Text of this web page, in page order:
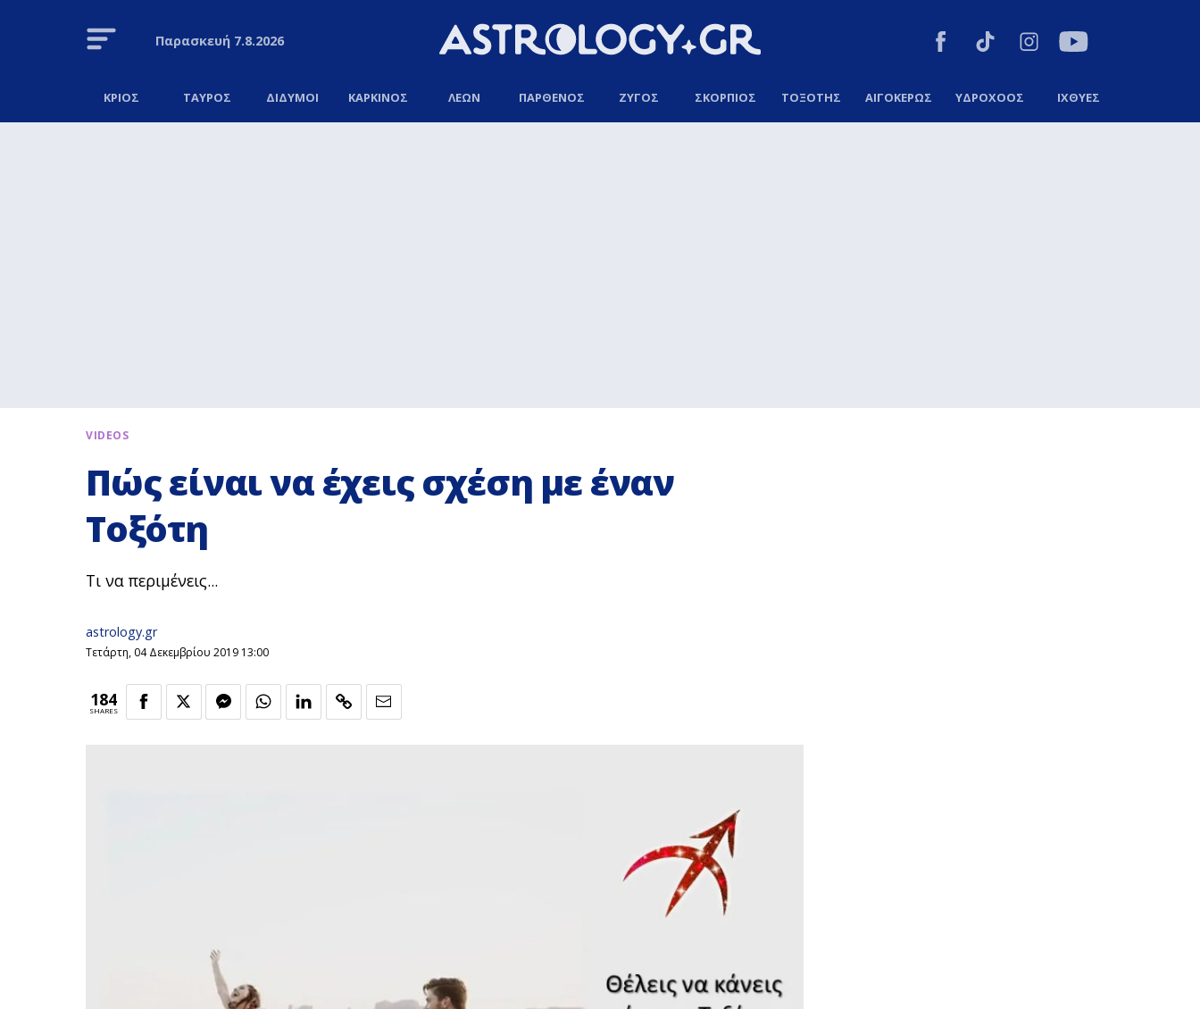
Παρασκευή7.8.2026
ΚΡΙΟΣ ΤΑΥΡΟΣ ΔΙΔΥΜΟΙ ΚΑΡΚΙΝΟΣ ΛΕΩΝ ΠΑΡΘΕΝΟΣ ΖΥΓΟΣ ΣΚΟΡΠΙΟΣ ΤΟΞΟΤΗΣ ΑΙΓΟΚΕΡΩΣ ΥΔΡΟΧΟΟΣ ΙΧΘΥΕΣ
VIDEOS
Πώς είναι να έχεις σχέση με έναν
Τοξότη
Τι να περιμένεις...
astrology.gr
Τετάρτη, 04 Δεκεμβρίου 2019 13:00
184
SHARES